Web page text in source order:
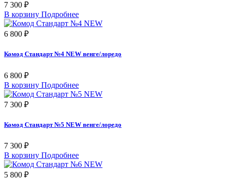
7 300 ₽
В корзину Подробнее
6 800 ₽
Комод Стандарт №4 NEW венге/лоредо
6 800 ₽
В корзину Подробнее
7 300 ₽
Комод Стандарт №5 NEW венге/лоредо
7 300 ₽
В корзину Подробнее
5 800 ₽